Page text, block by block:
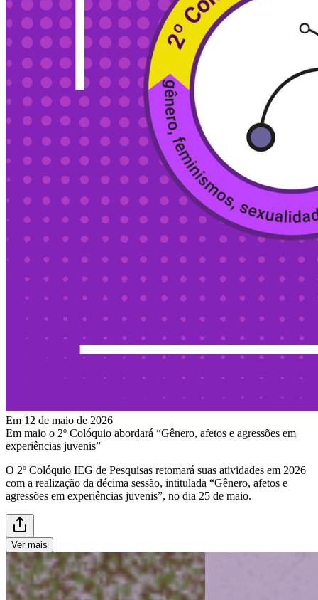
Em 12 de maio de 2026
Em maio o 2º Colóquio abordará “Gênero, afetos e agressões em
experiências juvenis”
O 2º Colóquio IEG de Pesquisas retomará suas atividades em 2026
com a realização da décima sessão, intitulada “Gênero, afetos e
agressões em experiências juvenis”, no dia 25 de maio.
Ver mais